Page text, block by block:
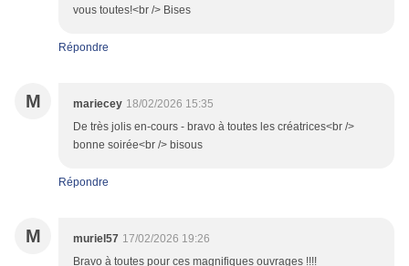
vous toutes!<br /> Bises
Répondre
M mariecey 18/02/2026 15:35
De très jolis en-cours - bravo à toutes les créatrices<br />
bonne soirée<br /> bisous
Répondre
M muriel57 17/02/2026 19:26
Bravo à toutes pour ces magnifiques ouvrages !!!!